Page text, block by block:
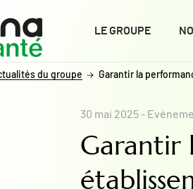
LE GROUPE
du groupe Garantir la
30 mai 2025-
Garantir